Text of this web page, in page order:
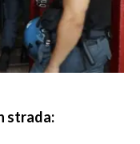
strada: